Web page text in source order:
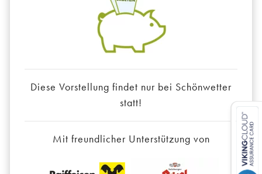
Diese Vorstellung findet nur bei Schönwetter
statt!
Mit freundlicher Unterstützung von